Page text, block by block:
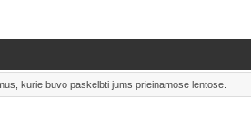
kurie buvo paskelbti jums prieinamose lentose.